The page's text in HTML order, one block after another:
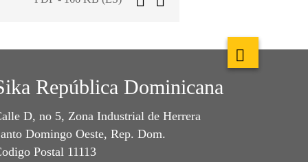
República Dominicana
D, no 5, Zona Industrial de Herrera
Domingo Oeste, Rep. Dom.
Postal 11113